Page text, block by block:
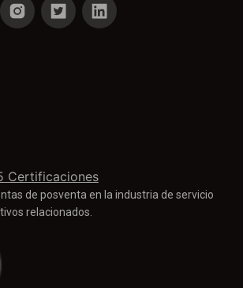
Certificaciones
de posventa en la industria de servicio
relacionados.